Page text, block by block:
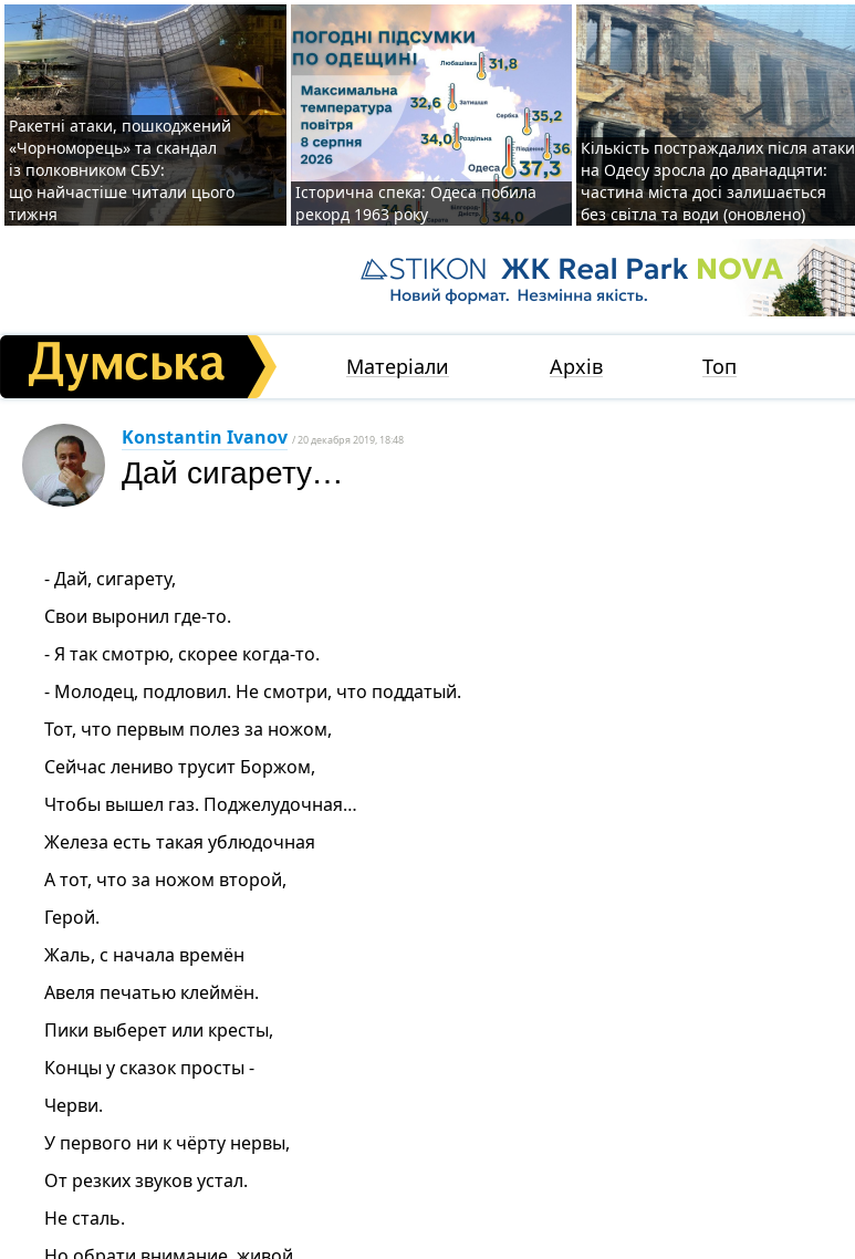
Ракетні атаки, пошкоджений
«Чорноморець» та скандал
із полковником СБУ:
що найчастіше читали цього
тижня
Історична спека: Одеса побила
рекорд 1963 року
Кількість постраждалих після атаки
на Одесу зросла до дванадцяти:
частина міста досі залишається
без світла та води (оновлено)
Матеріали Архів Топ
Konstantin Ivanov / 20 декабря 2019, 18:48
Дай сигарету…
- Дай, сигарету,
Свои выронил где-то.
- Я так смотрю, скорее когда-то.
- Молодец, подловил. Не смотри, что поддатый.
Тот, что первым полез за ножом,
Сейчас лениво трусит Боржом,
Чтобы вышел газ. Поджелудочная…
Железа есть такая ублюдочная
А тот, что за ножом второй,
Герой.
Жаль, с начала времён
Авеля печатью клеймён.
Пики выберет или кресты,
Концы у сказок просты -
Черви.
У первого ни к чёрту нервы,
От резких звуков устал.
Не сталь.